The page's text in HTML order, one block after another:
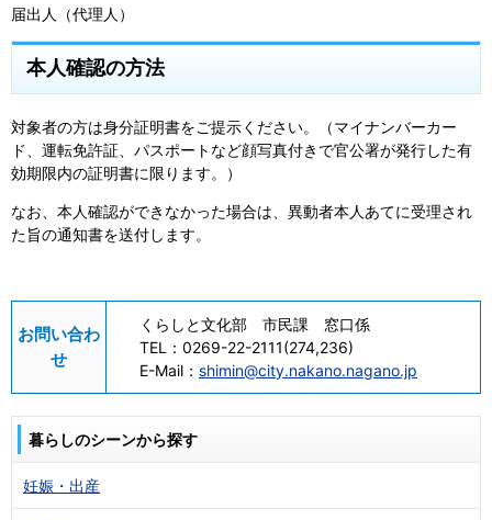
届出人（代理人）
本人確認の方法
対象者の方は身分証明書をご提示ください。（マイナンバーカー
ド、運転免許証、パスポートなど顔写真付きで官公署が発行した有
効期限内の証明書に限ります。）
なお、本人確認ができなかった場合は、異動者本人あてに受理され
た旨の通知書を送付します。
お問い合わ
せ
くらしと文化部 市民課 窓口係
TEL： 0269-22-2111(274,236)
E-Mail： shimin@city.nakano.nagano.jp
暮らしのシーンから探す
妊娠・出産